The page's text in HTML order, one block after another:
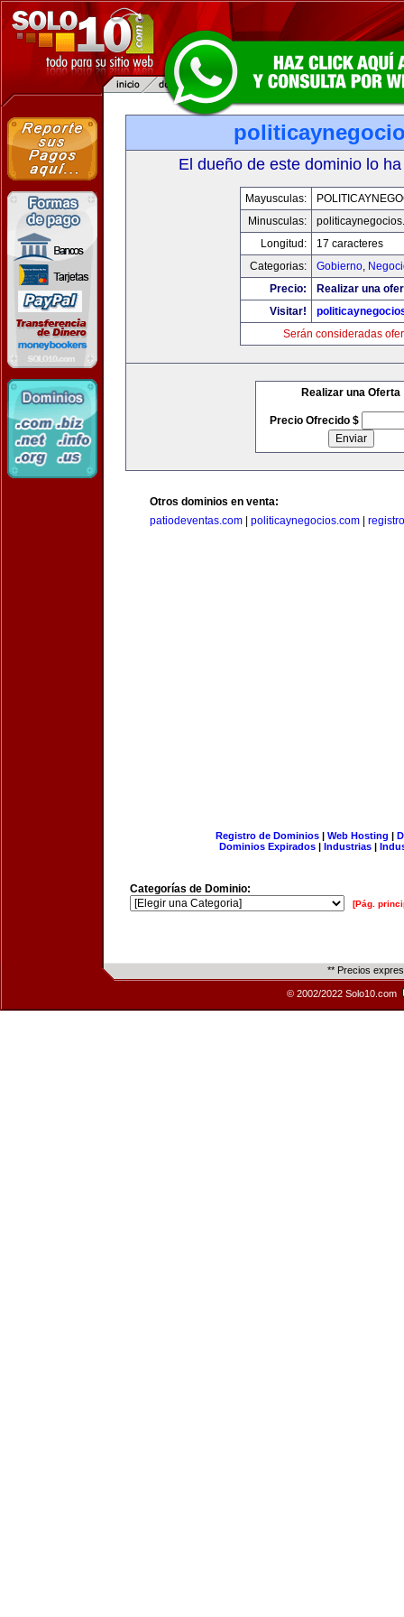
El dueño de este dominio lo
Mayusculas:
Minusculas:
Longitud:
17 caracteres
Categorias:
Gobierno,
Precio:
Realizar una
Visitar!
Serán consideradas
Realizar una Oferta
Precio Ofrecido $
Otros dominios en venta:
patiodeventas.com
politicaynegocios.com
Registro de Dominios| Web Hosting |
Dominios Expirados | Industrias |
Categorías de Dominio:
[Pág.
** Precios
© 2002/2022 Solo10.com